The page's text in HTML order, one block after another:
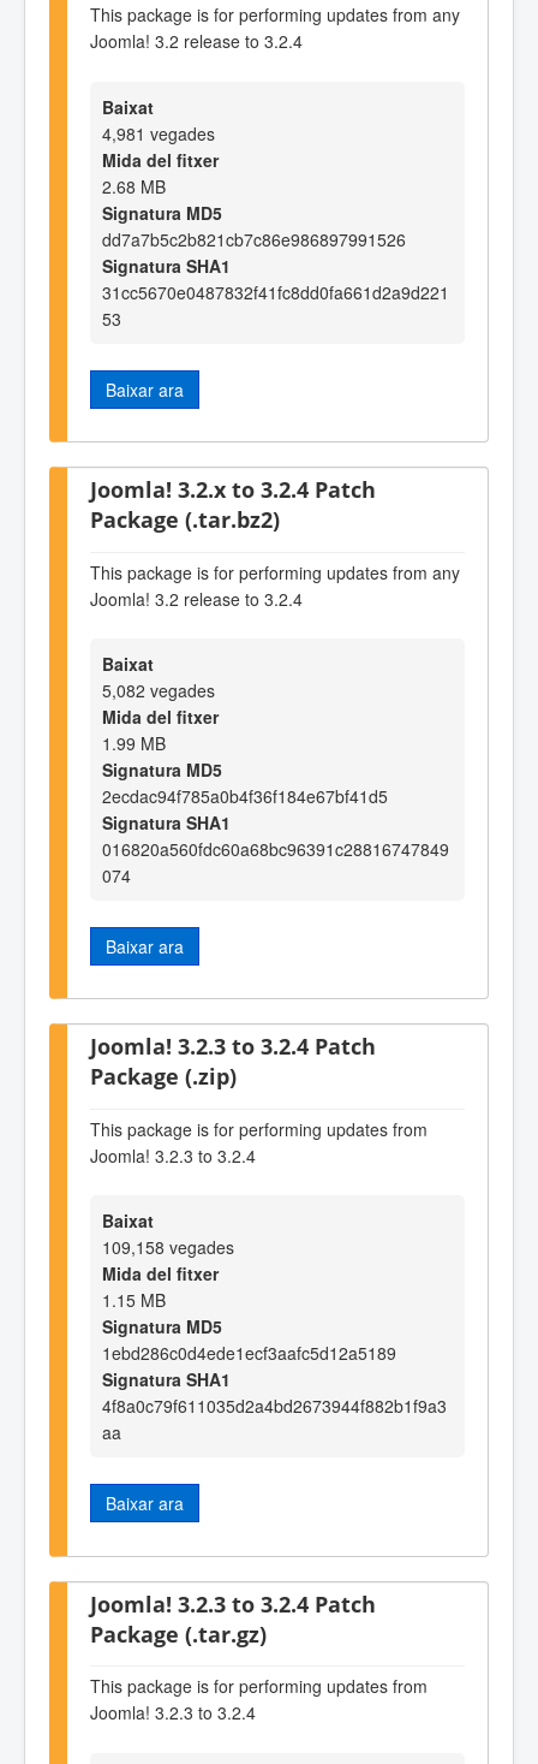
This package is for performing updates from any
Joomla! 3.2 release to 3.2.4
Baixat
4,981 vegades
Mida del fitxer
2.68 MB
Signatura MD5
dd7a7b5c2b821cb7c86e986897991526
Signatura SHA1
31cc5670e0487832f41fc8dd0fa661d2a9d221
53
Baixar ara
Joomla! 3.2.x to 3.2.4 Patch
Package (.tar.bz2)
This package is for performing updates from any
Joomla! 3.2 release to 3.2.4
Baixat
5,082 vegades
Mida del fitxer
1.99 MB
Signatura MD5
2ecdac94f785a0b4f36f184e67bf41d5
Signatura SHA1
016820a560fdc60a68bc96391c28816747849
074
Baixar ara
Joomla! 3.2.3 to 3.2.4 Patch
Package (.zip)
This package is for performing updates from
Joomla! 3.2.3 to 3.2.4
Baixat
109,158 vegades
Mida del fitxer
1.15 MB
Signatura MD5
1ebd286c0d4ede1ecf3aafc5d12a5189
Signatura SHA1
4f8a0c79f611035d2a4bd2673944f882b1f9a3
aa
Baixar ara
Joomla! 3.2.3 to 3.2.4 Patch
Package (.tar.gz)
This package is for performing updates from
Joomla! 3.2.3 to 3.2.4